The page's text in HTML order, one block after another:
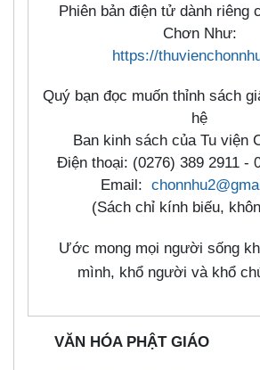
Phiên bản điện tử dành riêng
Chơn Như:
https://
Quý bạn đọc muốn thỉnh sách
hệ
Ban kinh sách của Tu viện
Điện thoại: (0276) 389 2911 -
Email:
(Sách chỉ kính biếu,
Ước mong mọi người sống
mình, khổ người và khổ
VĂN HÓA PHẬT GIÁO